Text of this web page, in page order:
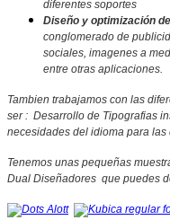
diferentes soportes
Diseño y optimización
conglomerado de
sociales, imagenes a
entre otras aplicaciones.
Tambien trabajamos con las
ser : Desarrollo de Tipografias
necesidades del idioma para
Tenemos unas pequeñas
Dual Diseñadores que puedes